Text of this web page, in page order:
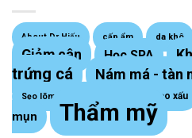
About Dr Hiếu cấp ẩm da khô
Giảm cân Học SPA
trứng cá
Nám má - tàn
Sẹo lõm trứng cá Sẹo lồi - sẹo xấu
mụn
Thẩm mỹ